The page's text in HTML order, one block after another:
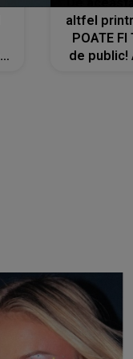
altfel
POATE FI
de public!